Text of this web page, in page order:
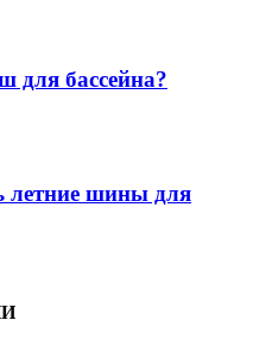
для бассейна?
летние шины для